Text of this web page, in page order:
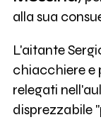
alla sua
L'aitante
chiacchiere e
relegati
disprezzabile